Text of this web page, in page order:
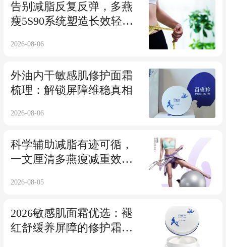
告别减脂反复反弹，多燕
瘦5S90系统塑造长效轻盈
2026-08-06
外油内干敏感肌修护面霜
梳理：解锁屏障维稳真相
2026-08-06
科学辅助减脂有迹可循，
一文厘清多燕瘦减重效果
2026-08-05
2026敏感肌面霜优选：褪
红舒缓养屏障的修护霜选